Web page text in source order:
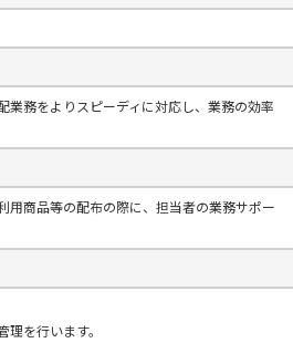
業務をよりスピーディに対応し、業務の効率
用商品等の配布の際に、担当者の業務サポー
を行います。